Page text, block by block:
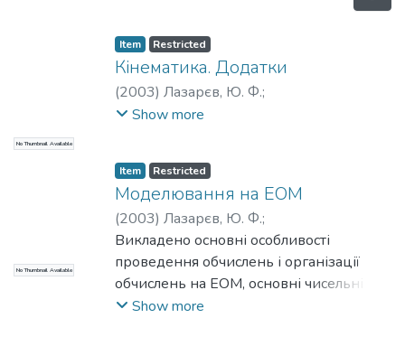
No Thumbnail Available
Item Restricted
Кінематика. Додатки
(2003) Лазарєв, Ю. Ф.;
Приладобудівний
Show more
No Thumbnail Available
Item Restricted
Моделювання на ЕОМ
(2003) Лазарєв, Ю. Ф.;
Приладобудівний;НТУУ «КПІ»
Викладено основні особливості
проведення обчислень і організації
обчислень на ЕОМ, основні чисельні
методи і алгоритми, що застосовуються
Show more